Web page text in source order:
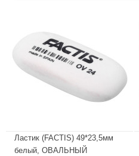
Ластик (FACTIS) 49*23,5мм
белый, ОВАЛЬНЫЙ